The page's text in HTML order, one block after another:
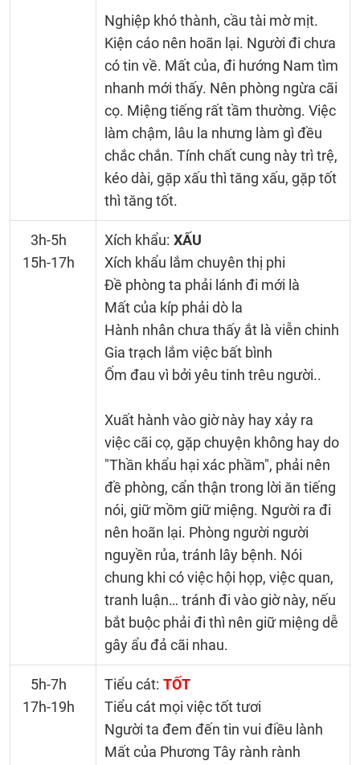
Nghiệp khó thành, cầu tài mờ mịt.
Kiện cáo nên hoãn lại. Người đi chưa
có tin về. Mất của, đi hướng Nam tìm
nhanh mới thấy. Nên phòng ngừa cãi
cọ. Miệng tiếng rất tầm thường. Việc
làm chậm, lâu la nhưng làm gì đều
chắc chắn. Tính chất cung này trì trệ,
kéo dài, gặp xấu thì tăng xấu, gặp tốt
thì tăng tốt.
3h-5h
15h-17h
Xích khẩu: XẤU
Xích khẩu lắm chuyên thị phi
Đề phòng ta phải lánh đi mới là
Mất của kíp phải dò la
Hành nhân chưa thấy ắt là viễn chinh
Gia trạch lắm việc bất bình
Ốm đau vì bởi yêu tinh trêu người..
Xuất hành vào giờ này hay xảy ra
việc cãi cọ, gặp chuyện không hay do
"Thần khẩu hại xác phầm", phải nên
đề phòng, cẩn thận trong lời ăn tiếng
nói, giữ mồm giữ miệng. Người ra đi
nên hoãn lại. Phòng người người
nguyền rủa, tránh lây bệnh. Nói
chung khi có việc hội họp, việc quan,
tranh luận… tránh đi vào giờ này, nếu
bắt buộc phải đi thì nên giữ miệng dễ
gây ẩu đả cãi nhau.
5h-7h
17h-19h
Tiểu cát: TỐT
Tiểu cát mọi việc tốt tươi
Người ta đem đến tin vui điều lành
Mất của Phương Tây rành rành